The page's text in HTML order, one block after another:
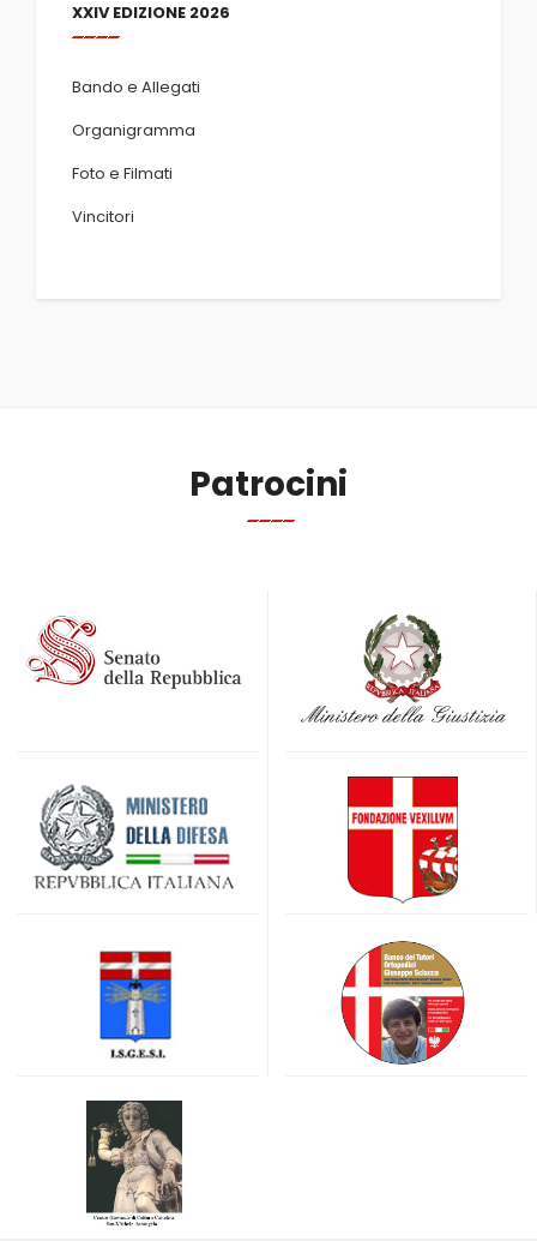
XXIV EDIZIONE 2026
Bando e Allegati
Organigramma
Foto e Filmati
Vincitori
Patrocini